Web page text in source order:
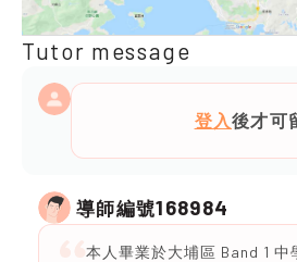
Tutor message
登入後才可
導師編號168984
本人畢業於大埔區 Band 1 中